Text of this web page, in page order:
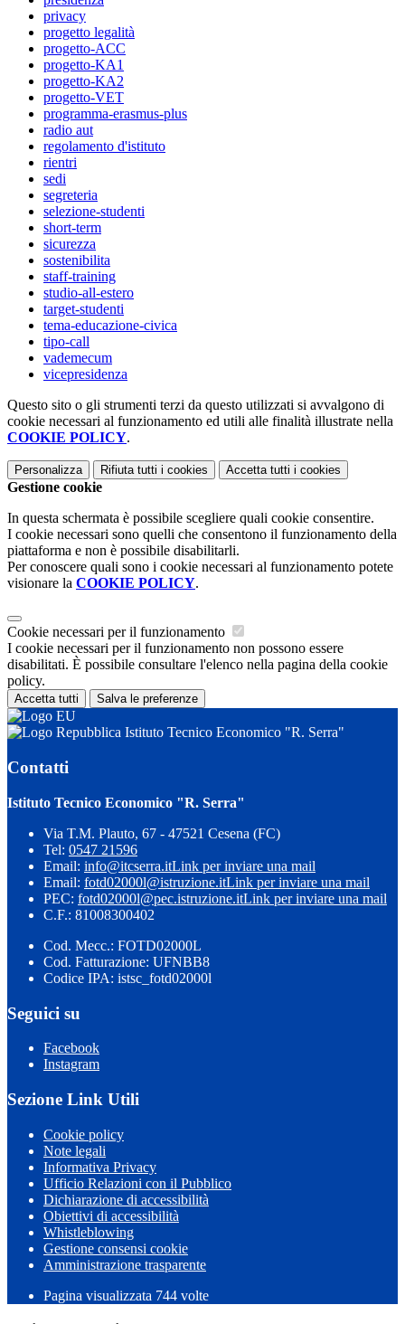
privacy
progetto legalità
progetto-ACC
progetto-KA1
progetto-KA2
progetto-VET
programma-erasmus-plus
radio aut
regolamento d'istituto
rientri
sedi
segreteria
selezione-studenti
short-term
sicurezza
sostenibilita
staff-training
studio-all-estero
target-studenti
tema-educazione-civica
tipo-call
vademecum
vicepresidenza
Questo sito o gli strumenti terzi da questo utilizzati si avvalgono di
cookie necessari al funzionamento ed utili alle finalità illustrate nella
COOKIE POLICY.
Personalizza Rifiuta tutti i cookies Accetta tutti i cookies
Gestione cookie
In questa schermata è possibile scegliere quali cookie consentire.
I cookie necessari sono quelli che consentono il funzionamento della
piattaforma e non è possibile disabilitarli.
Per conoscere quali sono i cookie necessari al funzionamento potete
visionare la COOKIE POLICY.
Cookie necessari per il funzionamento
I cookie necessari per il funzionamento non possono essere
disabilitati. È possibile consultare l'elenco nella pagina della cookie
policy.
Accetta tutti Salva le preferenze
Istituto Tecnico Economico "R. Serra"
Contatti
Istituto Tecnico Economico "R. Serra"
Via T.M. Plauto, 67 - 47521 Cesena (FC)
Tel: 0547 21596
Email: info@itcserra.itLink per inviare una mail
Email: fotd02000l@istruzione.itLink per inviare una mail
PEC: fotd02000l@pec.istruzione.itLink per inviare una mail
C.F.: 81008300402
Cod. Mecc.: FOTD02000L
Cod. Fatturazione: UFNBB8
Codice IPA: istsc_fotd02000l
Seguici su
Facebook
Instagram
Sezione Link Utili
Cookie policy
Note legali
Informativa Privacy
Ufficio Relazioni con il Pubblico
Dichiarazione di accessibilità
Obiettivi di accessibilità
Whistleblowing
Gestione consensi cookie
Amministrazione trasparente
Pagina visualizzata 744 volte